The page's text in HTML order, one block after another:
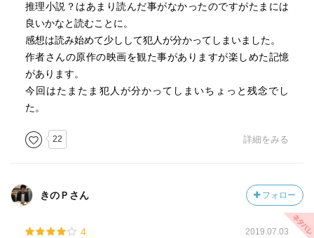
推理小説？はあまり読んだ事がなかったのですがたまには
良いかなと読むことに。
感想は読み始めて少しして犯人が分かってしまいました。
作者さんの原作の映画を観た事がありますが楽しめた記憶
があります。
今回はたまたま犯人が分かってしまいちょっと残念でし
た。
22 詳細をみる
きのＰさん フォロー
4 2019.07.03